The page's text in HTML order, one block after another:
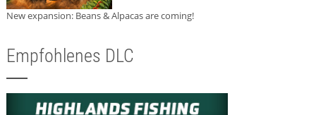
New expansion: Beans & Alpacas are coming!
Empfohlenes DLC